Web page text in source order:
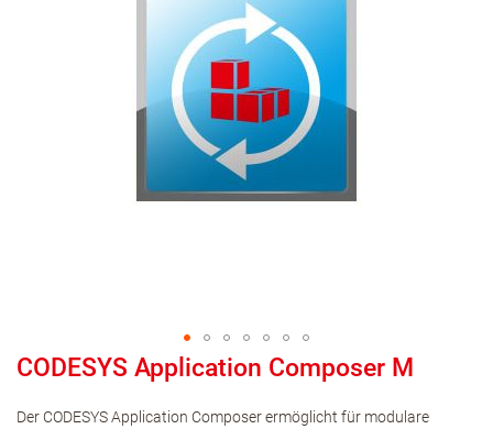
CODESYS Application Composer M
Der CODESYS Application Composer ermöglicht für modulare